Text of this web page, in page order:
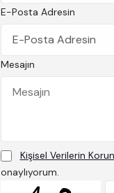
E-Posta Adresin
Mesajın
Kişisel Verilerin
onaylıyorum.